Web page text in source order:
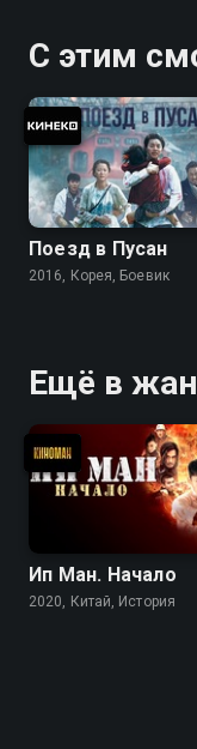
С этим
Поезд в Пусан
2016, Корея, Боевик
Ещё в
Ип Ман. Начало
2020, Китай, История